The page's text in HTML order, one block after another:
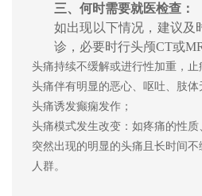
三、何时需要就医检查：
如出现以下情况，建议及
诊，必要时行头颅CT或
头痛持续不缓解或进行性加重，止
头痛伴有明显的恶心、呕吐、肢体
头痛诱发癫痫发作；
头痛模式发生改变：如疼痛的性
突然出现的明显的头痛且长时间
人群。